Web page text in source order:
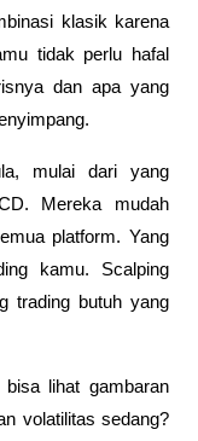
klasik karena
tidak perlu hafal
dan apa yang
mulai dari yang
Mereka mudah
platform. Yang
kamu. Scalping
trading butuh yang
lihat gambaran
volatilitas sedang?